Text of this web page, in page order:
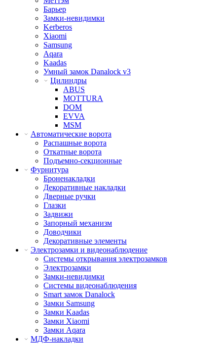
Барьер
Замки-невидимки
Kerberos
Xiaomi
Samsung
Aqara
Kaadas
Умный замок Danalock v3
Цилиндры
ABUS
MOTTURA
DOM
EVVA
MSM
Автоматические ворота
Распашные ворота
Откатные ворота
Подъемно-секционные
Фурнитура
Броненакладки
Декоративные накладки
Дверные ручки
Глазки
Задвижи
Запорный механизм
Доводчики
Декоративные элементы
Электрозамки и видеонаблюдение
Системы открывания электрозамков
Электрозамки
Замки-невидимки
Системы видеонаблюдения
Smart замок Danalock
Замки Samsung
Замки Kaadas
Замки Xiaomi
Замки Aqara
МДФ-накладки